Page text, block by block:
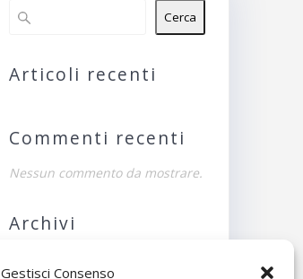
Gestisci Consenso
Cerca
Articoli recenti
Commenti recenti
Nessun commento da mostrare.
Archivi